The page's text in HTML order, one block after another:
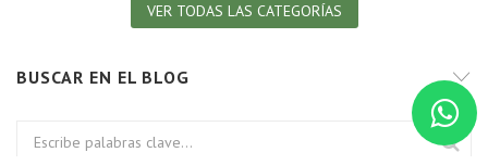
VER TODAS LAS CATEGORÍAS
BUSCAR EN EL BLOG